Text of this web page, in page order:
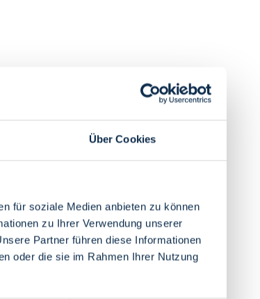
Über Cookies
für soziale Medien anbieten zu können
zu Ihrer Verwendung unserer
Partner führen diese Informationen
oder die sie im Rahmen Ihrer Nutzung